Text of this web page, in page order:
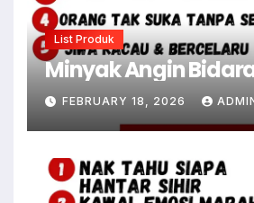
List Produk
Minyak Angin
FEBRUARY 18, 2026